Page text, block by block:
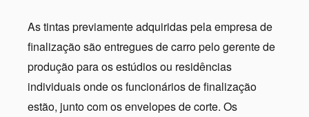
As tintas previamente adquiridas pela empresa de
finalização são entregues de carro pelo gerente de
produção para os estúdios ou residências
individuais onde os funcionários de finalização
estão, junto com os envelopes de corte. Os